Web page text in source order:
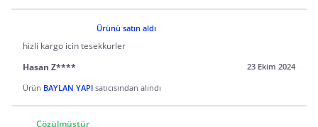
Ürünü satın aldı
hizli kargo icin tesekkurler
Hasan Z****
23 Ekim 2024
Ürün BAYLAN YAPI satıcısından alındı
Çözülmüştür